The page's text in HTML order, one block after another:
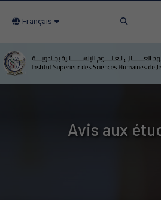
Français
Avis aux